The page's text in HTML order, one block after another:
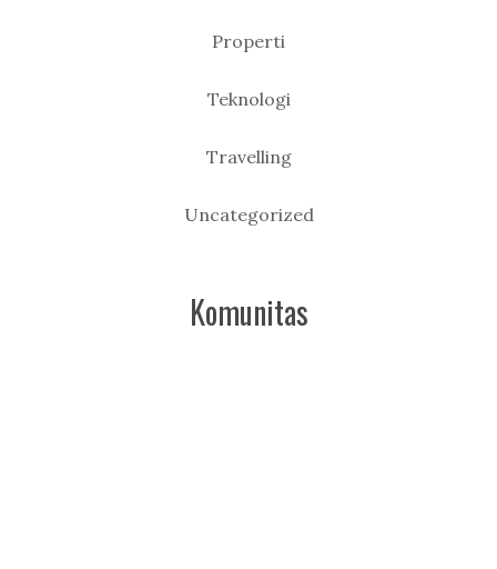
Properti
Teknologi
Travelling
Uncategorized
Komunitas